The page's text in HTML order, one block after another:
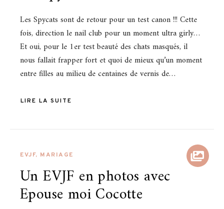
Les Spycats sont de retour pour un test canon !!! Cette
fois, direction le nail club pour un moment ultra girly…
Et oui, pour le 1er test beauté des chats masqués, il
nous fallait frapper fort et quoi de mieux qu’un moment
entre filles au milieu de centaines de vernis de…
LIRE LA SUITE
EVJF, MARIAGE
Un EVJF en photos avec
Epouse moi Cocotte